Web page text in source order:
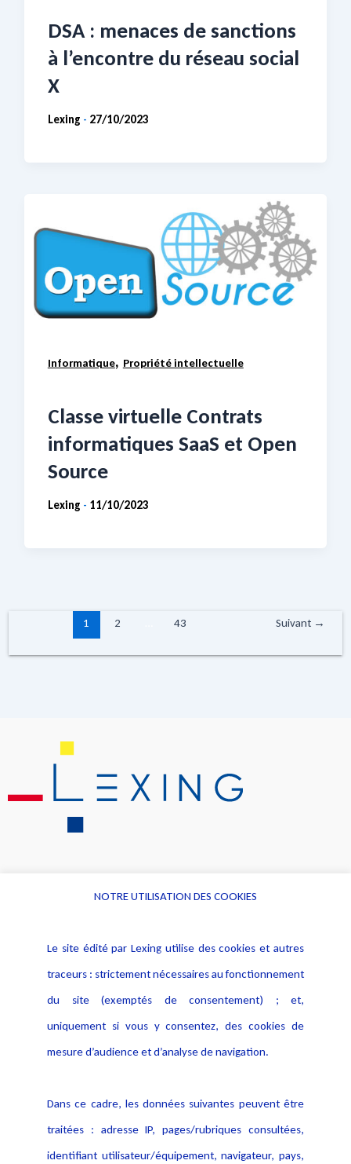
DSA : menaces de sanctions
à l’encontre du réseau social
X
Lexing - 27/10/2023
Informatique, Propriété intellectuelle
Classe virtuelle Contrats
informatiques SaaS et Open
Source
Lexing - 11/10/2023
1 2 43 Suivant →
Alerte professionnelle
Déclaration d'accessibilité
Notice Légale
Politique de protection des
données
Publications
NOTRE UTILISATION DES COOKIES
Le site édité par Lexing utilise des cookies et autres
traceurs : strictement nécessaires au fonctionnement
du site (exemptés de consentement) ; et,
uniquement si vous y consentez, des cookies de
mesure d’audience et d’analyse de navigation.
Dans ce cadre, les données suivantes peuvent être
traitées : adresse IP, pages/rubriques consultées,
identifiant utilisateur/équipement, navigateur, pays,